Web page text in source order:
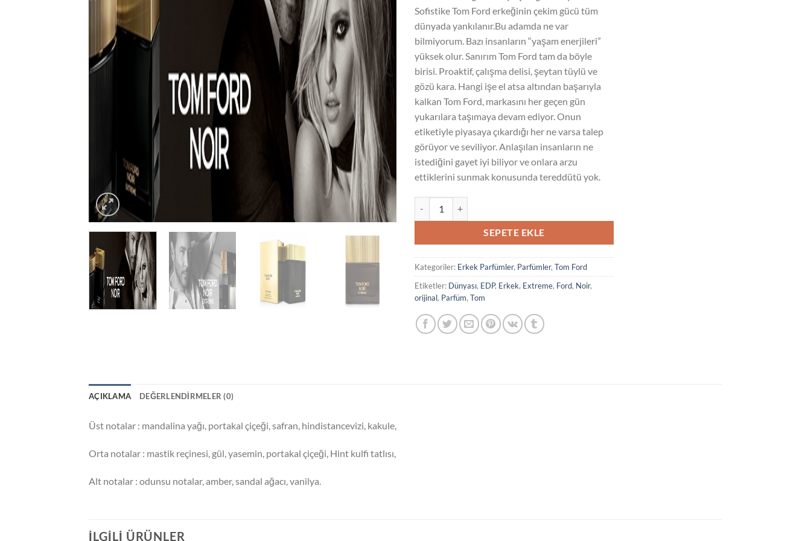
Sofistike Tom Ford erkeğinin çekim gücü tüm
dünyada yankılanır.Bu adamda ne var
bilmiyorum. Bazı insanların “yaşam enerjileri”
yüksek olur. Sanırım Tom Ford tam da böyle
birisi. Proaktif, çalışma delisi, şeytan tüylü ve
gözü kara. Hangi işe el atsa altından başarıyla
kalkan Tom Ford, markasını her geçen gün
yukarılara taşımaya devam ediyor. Onun
etiketiyle piyasaya çıkardığı her ne varsa talep
görüyor ve seviliyor. Anlaşılan insanların ne
istediğini gayet iyi biliyor ve onlara arzu
ettiklerini sunmak konusunda tereddütü yok.
SEPETE EKLE
Kategoriler: Erkek Parfümler, Parfümler, Tom Ford
Etiketler: Dünyası, EDP, Erkek, Extreme, Ford, Noir,
orijinal, Parfüm, Tom
AÇIKLAMA DEĞERLENDIRMELER (0)
Üst notalar : mandalina yağı, portakal çiçeği, safran, hindistancevizi, kakule,
Orta notalar : mastik reçinesi, gül, yasemin, portakal çiçeği, Hint kulfi tatlısı,
Alt notalar : odunsu notalar, amber, sandal ağacı, vanilya.
İLGILI ÜRÜNLER